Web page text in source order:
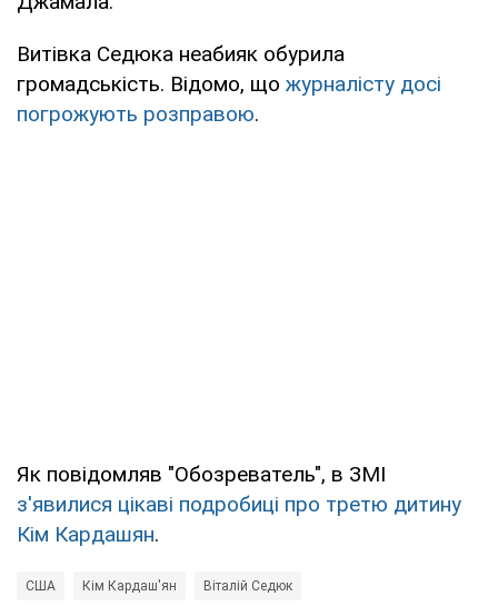
Витівка Седюка неабияк обурила
громадськість. Відомо, що журналісту досі
погрожують розправою.
Як повідомляв "Обозреватель", в ЗМІ
з'явилися цікаві подробиці про третю дитину
Кім Кардашян.
США Кім Кардаш'ян Віталій Седюк